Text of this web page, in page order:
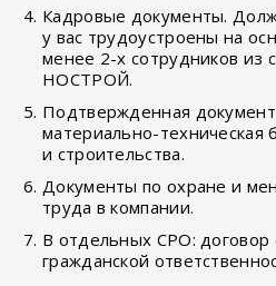
Кадровые документы.
у вас трудоустроены на
менее 2-х сотрудников из
НОСТРОЙ.
Подтвержденная
материально-техническая
и строительства.
Документы по охране и
труда в компании.
В отдельных СРО: договор
гражданской